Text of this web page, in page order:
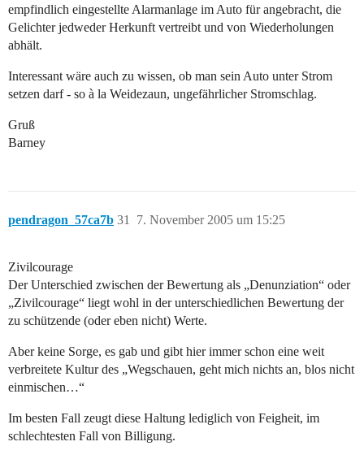
empfindlich eingestellte Alarmanlage im Auto für angebracht, die
Gelichter jedweder Herkunft vertreibt und von Wiederholungen
abhält.
Interessant wäre auch zu wissen, ob man sein Auto unter Strom
setzen darf - so à la Weidezaun, ungefährlicher Stromschlag.
Gruß
Barney
pendragon_57ca7b 7. November 2005 um 15:25
31
Zivilcourage
Der Unterschied zwischen der Bewertung als „Denunziation“ oder
„Zivilcourage“ liegt wohl in der unterschiedlichen Bewertung der
zu schützende (oder eben nicht) Werte.
Aber keine Sorge, es gab und gibt hier immer schon eine weit
verbreitete Kultur des „Wegschauen, geht mich nichts an, blos nicht
einmischen…“
Im besten Fall zeugt diese Haltung lediglich von Feigheit, im
schlechtesten Fall von Billigung.